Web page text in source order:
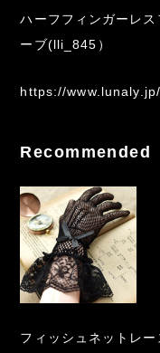
ハーフフィンガーレ
ーブ(lli_845）
https://
Recommended
フィッシュネットレ